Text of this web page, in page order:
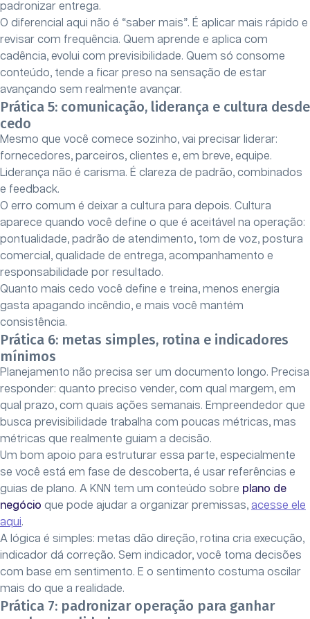
padronizar entrega.
O diferencial aqui não é “saber mais”. É aplicar mais rápido e
revisar com frequência. Quem aprende e aplica com
cadência, evolui com previsibilidade. Quem só consome
conteúdo, tende a ficar preso na sensação de estar
avançando sem realmente avançar.
Prática 5: comunicação, liderança e cultura desde
cedo
Mesmo que você comece sozinho, vai precisar liderar:
fornecedores, parceiros, clientes e, em breve, equipe.
Liderança não é carisma. É clareza de padrão, combinados
e feedback.
O erro comum é deixar a cultura para depois. Cultura
aparece quando você define o que é aceitável na operação:
pontualidade, padrão de atendimento, tom de voz, postura
comercial, qualidade de entrega, acompanhamento e
responsabilidade por resultado.
Quanto mais cedo você define e treina, menos energia
gasta apagando incêndio, e mais você mantém
consistência.
Prática 6: metas simples, rotina e indicadores
mínimos
Planejamento não precisa ser um documento longo. Precisa
responder: quanto preciso vender, com qual margem, em
qual prazo, com quais ações semanais. Empreendedor que
busca previsibilidade trabalha com poucas métricas, mas
métricas que realmente guiam a decisão.
Um bom apoio para estruturar essa parte, especialmente
se você está em fase de descoberta, é usar referências e
guias de plano. A KNN tem um conteúdo sobre plano de
negócio que pode ajudar a organizar premissas, acesse ele
aqui.
A lógica é simples: metas dão direção, rotina cria execução,
indicador dá correção. Sem indicador, você toma decisões
com base em sentimento. E o sentimento costuma oscilar
mais do que a realidade.
Prática 7: padronizar operação para ganhar